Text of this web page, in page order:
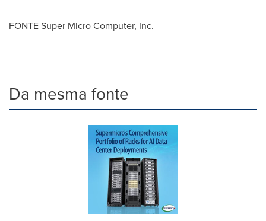
FONTE Super Micro Computer, Inc.
Da mesma fonte